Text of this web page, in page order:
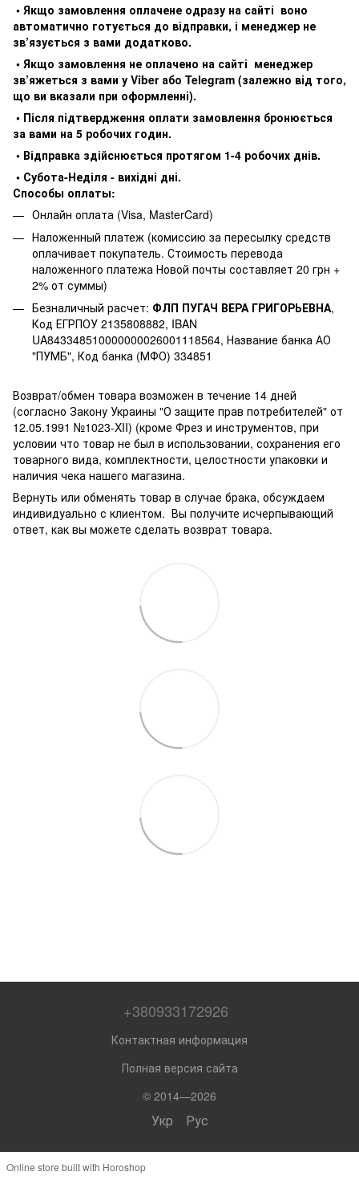
• Якщо замовлення оплачене одразу на сайті воно
автоматично готується до відправки, і менеджер не
зв’язується з вами додатково.
• Якщо замовлення не оплачено на сайті менеджер
зв’яжеться з вами у Viber або Telegram (залежно від того,
що ви вказали при оформленні).
• Після підтвердження оплати замовлення бронюється
за вами на 5 робочих годин.
• Відправка здійснюється протягом 1-4 робочих днів.
• Субота-Неділя - вихідні дні.
Способы оплаты:
Онлайн оплата (Visa, MasterCard)
Наложенный платеж (комиссию за пересылку средств
оплачивает покупатель. Стоимость перевода
наложенного платежа Новой почты составляет 20 грн +
2% от суммы)
Безналичный расчет: ФЛП ПУГАЧ ВЕРА ГРИГОРЬЕВНА,
Код ЕГРПОУ 2135808882, IBAN
UA843348510000000026001118564, Название банка АО
"ПУМБ", Код банка (МФО) 334851
Возврат/обмен товара возможен в течение 14 дней
(согласно Закону Украины "О защите прав потребителей" от
12.05.1991 №1023-XII) (кроме Фрез и инструментов, при
условии что товар не был в использовании, сохранения его
товарного вида, комплектности, целостности упаковки и
наличия чека нашего магазина.
Вернуть или обменять товар в случае брака, обсуждаем
индивидуально с клиентом. Вы получите исчерпывающий
ответ, как вы можете сделать возврат товара.
+380933172926
Контактная информация
Полная версия сайта
© 2014—2026
Укр Рус
Online store built with Horoshop